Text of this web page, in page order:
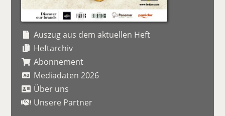
Auszug aus dem aktuellen Heft
Heftarchiv
Abonnement
Mediadaten 2026
Über uns
Unsere Partner